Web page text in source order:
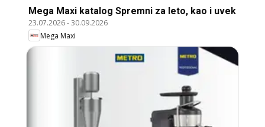
Mega Maxi katalog Spremni za leto, kao i uvek
23.07.2026-30.09.2026
Mega Maxi